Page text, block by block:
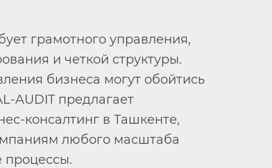
грамотного управления,
и четкой структуры.
бизнеса могут обойтись
AUDIT предлагает
консалтинг в Ташкенте,
любого масштаба
процессы.